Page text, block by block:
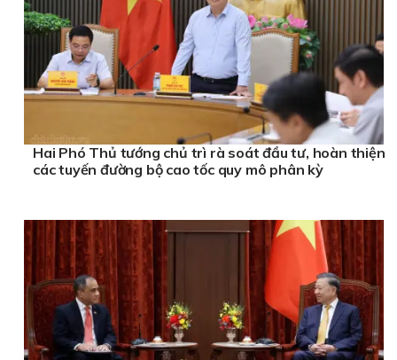
Hai Phó Thủ tướng chủ trì rà soát đầu tư, hoàn thiện
các tuyến đường bộ cao tốc quy mô phân kỳ